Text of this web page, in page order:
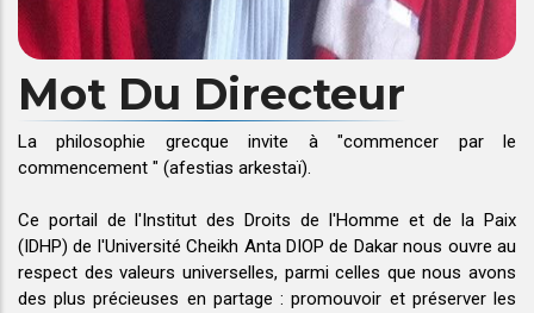
Mot Du Directeur
La philosophie grecque invite à "commencer par le
commencement " (afestias arkestaï).
Ce portail de l'Institut des Droits de l'Homme et de la Paix
(IDHP) de l'Université Cheikh Anta DIOP de Dakar nous ouvre au
respect des valeurs universelles, parmi celles que nous avons
des plus précieuses en partage : promouvoir et préserver les